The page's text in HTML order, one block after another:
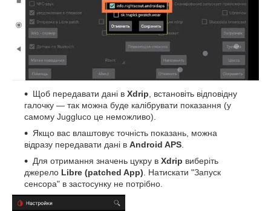
Щоб передавати дані в Xdrip , встановіть відповідну
галочку — так можна буде калібрувати показання (у
самому Juggluco це неможливо).
Якщо вас влаштовує точність показань, можна
відразу передавати дані в Android APS
Для отримання значень цукру в Xdrip виберіть
джерело Libre (patched App) . Натискати "Запуск
сенсора" в застосунку не потрібно.